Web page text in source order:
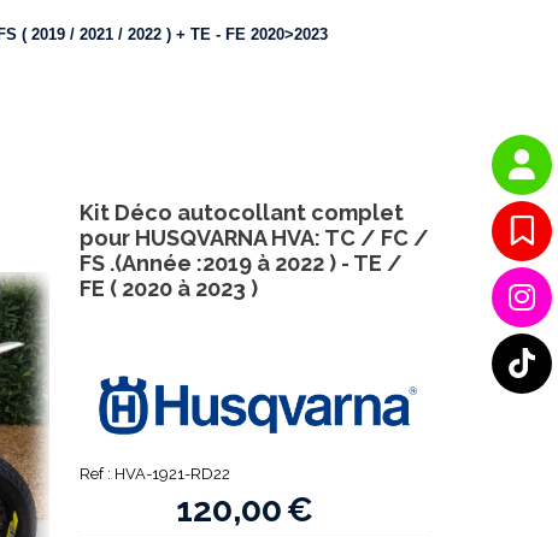
( 2019 / 2021 / 2022 ) + TE - FE 2020>2023
Ref : HVA-1921-RD22
120,00€
Kit Déco autocollant complet
pour HUSQVARNA HVA: TC / FC /
FS .(Année :2019 à 2022 ) - TE /
FE ( 2020 à 2023 )